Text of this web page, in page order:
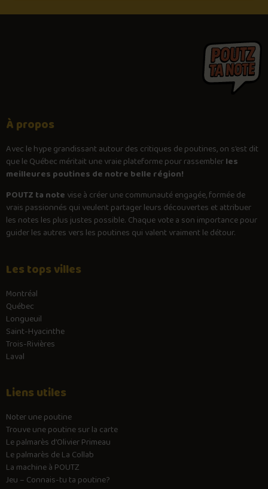
À propos
Avec lehypegrandissant autour des critiques de poutines, on s’est dit
que le Québec méritait une vraie plateforme pour rassemblerles
meilleures poutines de notre belle région!
POUTZ ta note vise à créer une communauté engagée, formée de
vrais passionnés qui veulent partager leurs découvertes et attribuer
les notes les plus justes possible. Chaque vote a son importance pour
guider les autres vers les poutines qui valent vraiment le détour.
Les tops villes
Montréal
Québec
Longueuil
Saint-Hyacinthe
Trois-Rivières
Laval
Liens utiles
Noter une poutine
Trouve une poutine sur la carte
Le palmarès d’Olivier Primeau
Le palmarès de La Collab
La machine à POUTZ
Jeu – Connais-tu ta poutine?